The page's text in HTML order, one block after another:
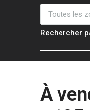
Toutes les
Rechercher
À